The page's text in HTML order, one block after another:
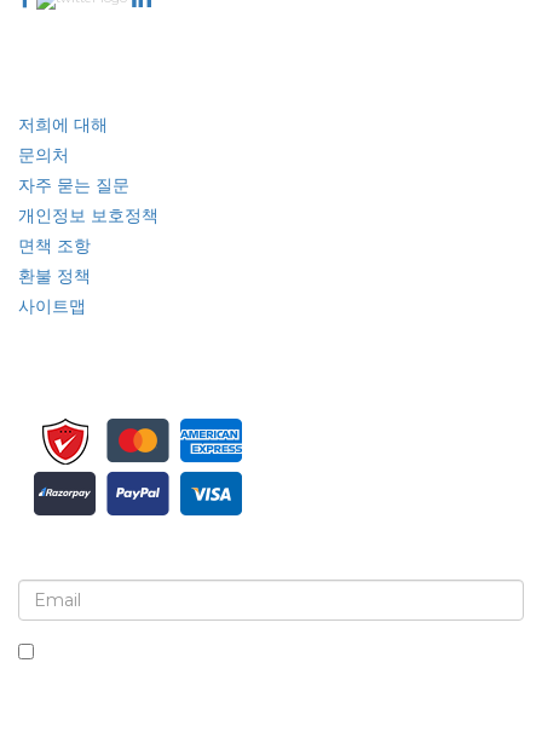
저희에 대해
문의처
자주 묻는 질문
개인정보 보호정책
면책 조항
환불 정책
사이트맵